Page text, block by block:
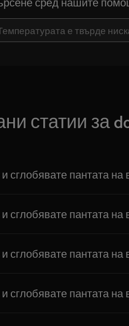
статии за
сглобявате пантата на
сглобявате пантата на
сглобявате пантата на
сглобявате пантата на